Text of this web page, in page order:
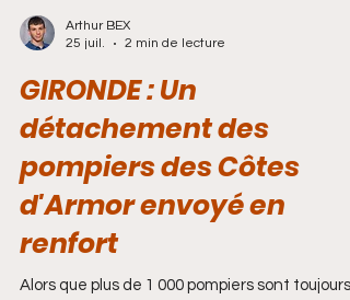
25 juil.
2 min de lecture
GIRONDE : Un
détachement des
pompiers des Côtes
d'Armor envoyé en
renfort